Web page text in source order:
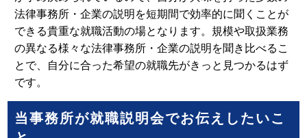
法律事務所・企業の説明を短期間で効率的に聞くことが
できる貴重な就職活動の場となります。規模や取扱業務
の異なる様々な法律事務所・企業の説明を聞き比べるこ
とで、自分に合った希望の就職先がきっと見つかるはず
です。
当事務所が就職説明会でお伝えしたいこ